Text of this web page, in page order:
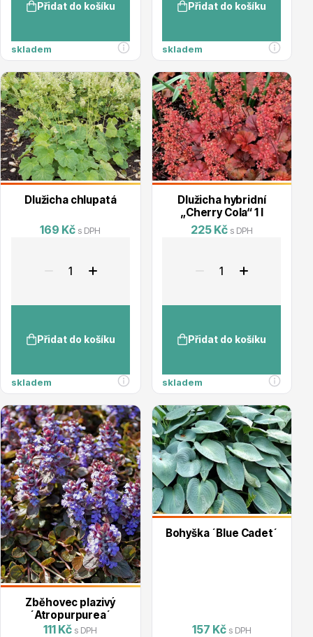
Bylinky do kuchyně
Živé ploty
Okrasné trávy
Okrasné keře
Přidat do košíku
skladem
Přidat do košíku
skladem
Dlužicha chlupatá
169 Kč s DPH
Přidat do košíku
skladem
Dlužicha hybridní
„Cherry Cola“ 1 l
225 Kč s DPH
Přidat do košíku
skladem
Zběhovec plazivý
´Atropurpurea´
111 Kč s DPH
Bohyška ´Blue Cadet´
157 Kč s DPH